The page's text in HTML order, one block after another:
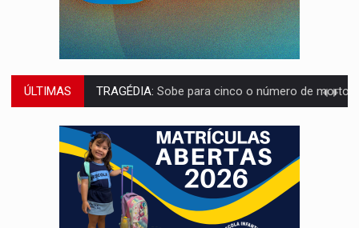
ÚLTIMAS TRANSPORTE DE ARROZ:MPF assegura cumprimento da legislação sobre transporte
DEEPFAKE:Sancionada lei contra violência sexual infantil na
COLEGIADO:Brasil e Rússia discutem energia nuclear, defesa e
URGENTE:Colisão entre caminhão e carro deixa quatro mortos e um em
ENCONTRO: Amazônia Negra ganha projeção nacional com participação de